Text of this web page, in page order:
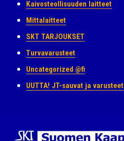
Kaivosteollisuuden laitteet
Mittalaitteet
SKT TARJOUKSET
Turvavarusteet
Uncategorized @fi
UUTTA! JT-sauvat ja varusteet